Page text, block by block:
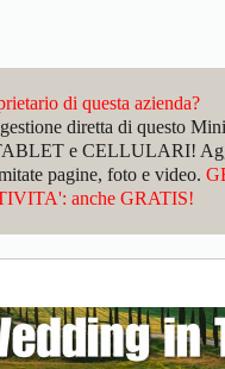
di questa azienda?
diretta di questo
e CELLULARI!
pagine, foto e video.
anche GRATIS!